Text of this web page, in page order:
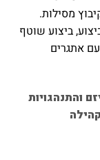
מסילות.
ביצוע, ביצוע שוטף
אתגרים
והתנהגויות